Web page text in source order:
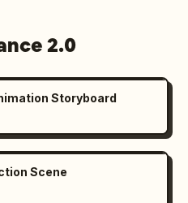
2.0
Storyboard
Scene